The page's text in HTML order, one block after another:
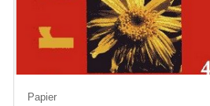
Papier